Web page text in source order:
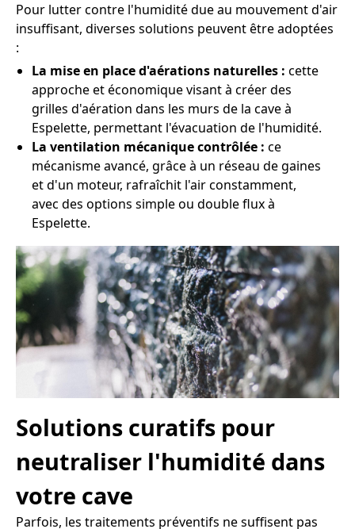
Pour lutter contre l'humidité due au mouvement d'air
insuffisant, diverses solutions peuvent être adoptées
:
La mise en place d'aérations naturelles : cette
approche et économique visant à créer des
grilles d'aération dans les murs de la cave à
Espelette, permettant l'évacuation de l'humidité.
La ventilation mécanique contrôlée : ce
mécanisme avancé, grâce à un réseau de gaines
et d'un moteur, rafraîchit l'air constamment,
avec des options simple ou double flux à
Espelette.
Solutions curatifs pour
neutraliser l'humidité dans
votre cave
Parfois, les traitements préventifs ne suffisent pas